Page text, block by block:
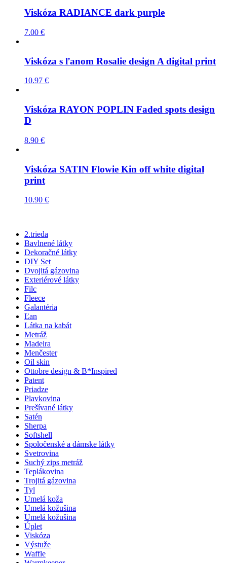
Viskóza RADIANCE dark purple
7.00 €
Viskóza s ľanom Rosalie design A digital print
10.97 €
Viskóza RAYON POPLIN Faded spots design
D
8.90 €
Viskóza SATIN Flowie Kin off white digital
print
10.90 €
2.trieda
Bavlnené látky
Dekoračné látky
DIY Set
Dvojitá gázovina
Exteriérové látky
Filc
Fleece
Galantéria
Ľan
Látka na kabát
Metráž
Madeira
Menčester
Oil skin
Ottobre design & B*Inspired
Patent
Priadze
Plavkovina
Prešívané látky
Satén
Sherpa
Softshell
Spoločenské a dámske látky
Svetrovina
Suchý zips metráž
Teplákovina
Trojitá gázovina
Tyl
Umelá koža
Umelá kožušina
Umelá kožušina
Úplet
Viskóza
Výstuže
Waffle